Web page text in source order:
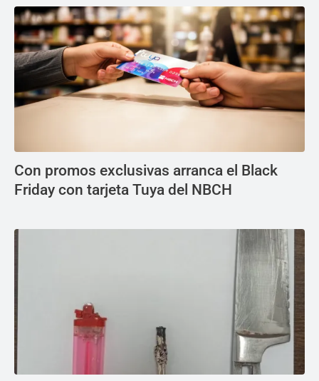
Con promos exclusivas arranca el Black
Friday con tarjeta Tuya del NBCH